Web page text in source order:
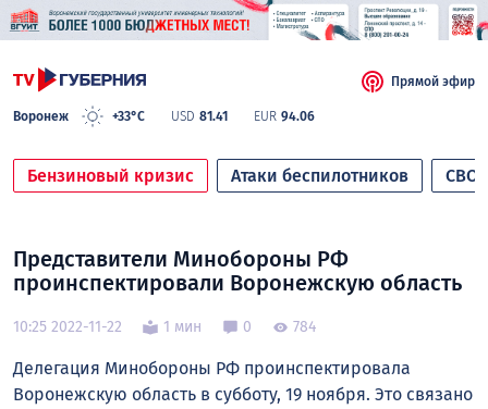
Воронеж +33°C USD 81.41 EUR 94.06
Прямой эфир
Бензиновый кризис Атаки беспилотников СВО
Представители Минобороны РФ
проинспектировали Воронежскую область
10:25 2022-11-22 1 мин 0 784
Делегация Минобороны РФ проинспектировала
Воронежскую область в субботу, 19 ноября. Это связано